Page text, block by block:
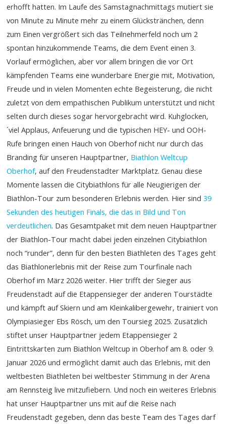
erhofft hatten. Im Laufe des Samstagnachmittags mutiert sie
von Minute zu Minute mehr zu einem Glückstränchen, denn
zum Einen vergrößert sich das Teilnehmerfeld noch um 2
spontan hinzukommende Teams, die dem Event einen 3.
Vorlauf ermöglichen, aber vor allem bringen die vor Ort
kämpfenden Teams eine wunderbare Energie mit, Motivation,
Freude und in vielen Momenten echte Begeisterung, die nicht
zuletzt von dem empathischen Publikum unterstützt und nicht
selten durch dieses sogar hervorgebracht wird. Kuhglocken,
´viel Applaus, Anfeuerung und die typischen HEY- und OOH-
Rufe bringen einen Hauch von Oberhof nicht nur durch das
Branding für unseren Hauptpartner, Biathlon Weltcup
Oberhof, auf den Freudenstadter Marktplatz. Genau diese
Momente lassen die Citybiathlons für alle Neugierigen der
Biathlon-Tour zum besonderen Erlebnis werden. Hier sind 39
Sekunden des heutigen Finals, die das in Bild und Ton
verdeutlichen. Das Gesamtpaket mit dem neuen Hauptpartner
der Biathlon-Tour macht dabei jeden einzelnen Citybiathlon
noch “runder”, denn für den besten Biathleten des Tages geht
das Biathlonerlebnis mit der Reise zum Tourfinale nach
Oberhof im März 2026 weiter. Hier trifft der Sieger aus
Freudenstadt auf die Etappensieger der anderen Tourstädte
und kämpft auf Skiern und am Kleinkalibergewehr, trainiert von
Olympiasieger Ebs Rösch, um den Toursieg 2025. Zusätzlich
stiftet unser Hauptpartner jedem Etappensieger 2
Eintrittskarten zum Biathlon Weltcup in Oberhof am 8. oder 9.
Januar 2026 und ermöglicht damit auch das Erlebnis, mit den
weltbesten Biathleten bei weltbester Stimmung in der Arena
am Rennsteig live mitzufiebern. Und noch ein weiteres Erlebnis
hat unser Hauptpartner uns mit auf die Reise nach
Freudenstadt gegeben, denn das beste Team des Tages darf